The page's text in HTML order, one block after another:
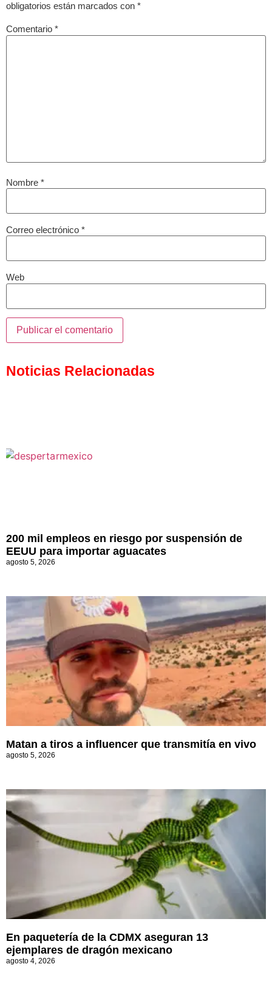
obligatorios están marcados con *
Comentario *
Nombre *
Correo electrónico *
Web
Noticias Relacionadas
200 mil empleos en riesgo por suspensión de
EEUU para importar aguacates
agosto 5, 2026
Matan a tiros a influencer que transmitía en vivo
agosto 5, 2026
En paquetería de la CDMX aseguran 13
ejemplares de dragón mexicano
agosto 4, 2026